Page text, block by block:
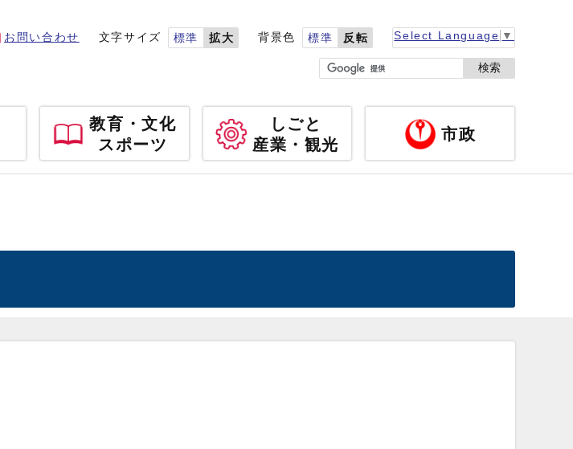
お問い合わせ 文字サイズ 標準 拡大 背景色 標準 反転 Select Language ▼
検索
教育・文化
スポーツ
しごと
産業・観光
市政